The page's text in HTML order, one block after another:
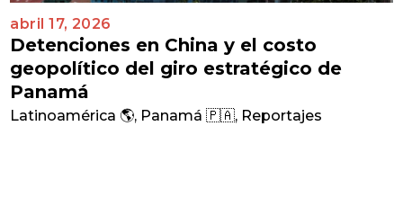
abril 17, 2026
Detenciones en China y el costo
geopolítico del giro estratégico de
Panamá
Latinoamérica 🌎, Panamá 🇵🇦, Reportajes